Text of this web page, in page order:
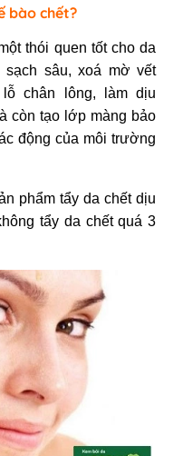
bào chết?
thói quen tốt cho da
sạch sâu, xoá mờ vết
chân lông, làm dịu
còn tạo lớp màng bảo
động của môi trường
phẩm tẩy da chết dịu
tẩy da chết quá 3